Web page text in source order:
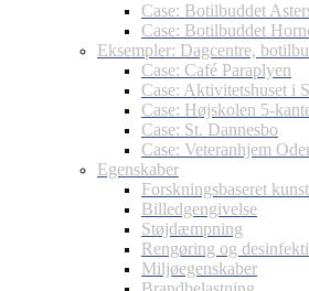
Case: Botilbuddet
Case: Botilbuddet
Eksempler: Dagcentre,
Case: Café Paraplyen
Case: Aktivitetshuset i
Case: Højskolen 5-
Case: St. Dannesbo
Case: Veteranhjem
Egenskaber
Forskningsbaseret kunst
Billedgengivelse
Støjdæmpning
Rengøring og
Miljøegenskaber